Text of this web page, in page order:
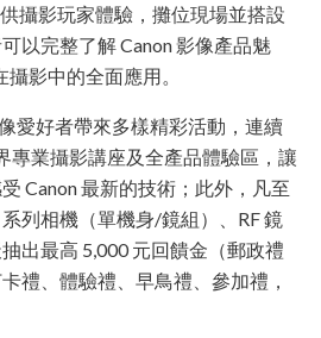
攝影玩家體驗，攤位現場並搭設
以完整了解 Canon 影像產品魅
影中的全面應用。
愛好者帶來多樣精彩活動，連續
專業攝影講座及全產品體驗區，讓
Canon 最新的技術；此外，凡至
系列相機（單機身/鏡組）、RF 鏡
出最高 5,000 元回饋金（郵政禮
禮、體驗禮、早鳥禮、參加禮，